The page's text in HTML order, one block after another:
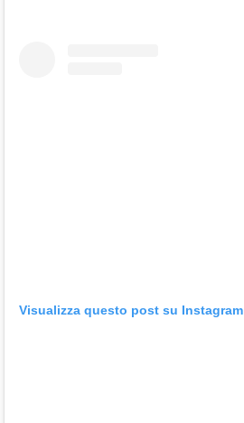
Visualizza questo post su Instagram